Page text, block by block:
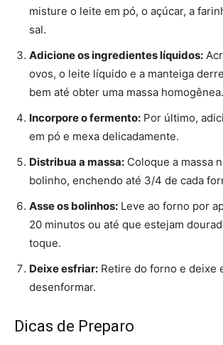
misture o leite em pó, o açúcar, a
sal.
Adicione os ingredientes líquidos:
ovos, o leite líquido e a manteiga
bem até obter uma massa homogênea.
Incorpore o fermento: Por último,
em pó e mexa delicadamente.
Distribua a massa: Coloque a massa
bolinho, enchendo até 3/4 de cada
Asse os bolinhos: Leve ao forno por
20 minutos ou até que estejam
toque.
Deixe esfriar: Retire do forno e deixe
desenformar.
Dicas de Preparo